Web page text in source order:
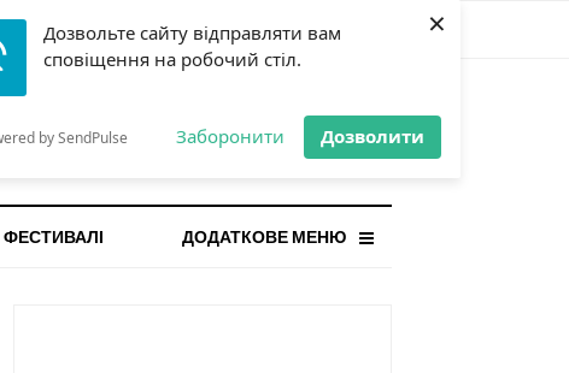
Дозвольте сайту відправляти вам
сповіщення на робочий стіл.
by SendPulse Заборонити Дозволити
×
ОСТАННЯ НОВИНА
Gorilla і відповідальна гра:
чому ліміти важливі поруч із
ДОДАТКОВЕ МЕНЮ
ФЕСТИВАЛІ